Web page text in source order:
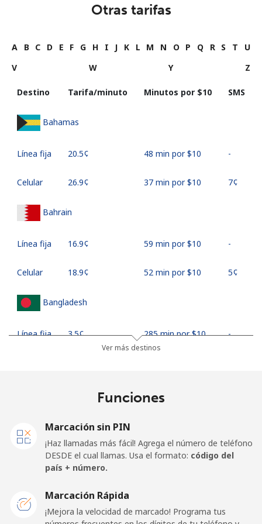
Otras tarifas
A B C D E F G H I J K L M N O P Q R S T
U
V
W Y Z
Destino Tarifa/minuto Minutos por ⁦$10⁩ SMS
Bahamas
Línea fija ⁦20.5¢⁩ 48 min por ⁦$10⁩ -
Celular ⁦26.9¢⁩ 37 min por ⁦$10⁩ ⁦7¢⁩
Bahrain
Línea fija ⁦16.9¢⁩ 59 min por ⁦$10⁩ -
Celular ⁦18.9¢⁩ 52 min por ⁦$10⁩ ⁦5¢⁩
Bangladesh
Línea fija ⁦3.5¢⁩ 285 min por ⁦$10⁩ -
Línea fija ⁦28.5¢⁩
⁦32.5¢⁩ 30 min por ⁦$10⁩ -
Línea fija ⁦55.5¢⁩ 18 min por ⁦$10⁩
Ver más destinos
Funciones
Marcación sin PIN
¡Haz llamadas más fácil! Agrega el número de teléfono
DESDE el cual llamas. Usa el formato: código del
país + número.
Marcación Rápida
¡Mejora la velocidad de marcado! Programa tus